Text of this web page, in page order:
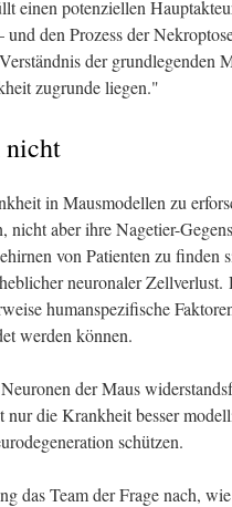
einen potenziellen
den Prozess der
der grundlegenden
zugrunde liegen."
nicht
in Mausmodellen zu
nicht aber ihre Nagetier-
von Patienten zu finden
neuronaler Zellverlust.
humanspezifische
werden können.
der Maus
die Krankheit besser
schützen.
das Team der Frage nach,